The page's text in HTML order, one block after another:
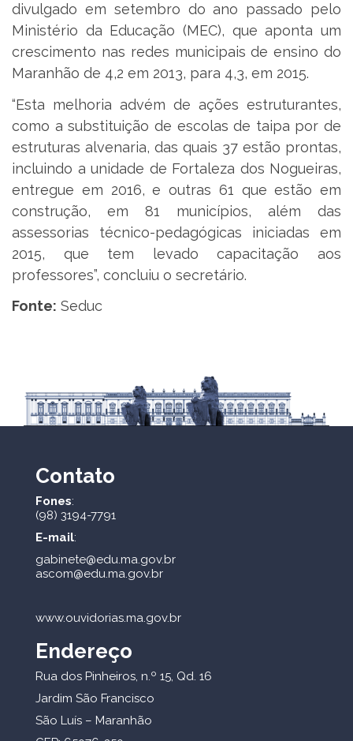
divulgado em setembro do ano passado pelo
Ministério da Educação (MEC), que aponta um
crescimento nas redes municipais de ensino do
Maranhão de 4,2 em 2013, para 4,3, em 2015.
“Esta melhoria advém de ações estruturantes,
como a substituição de escolas de taipa por de
estruturas alvenaria, das quais 37 estão prontas,
incluindo a unidade de Fortaleza dos Nogueiras,
entregue em 2016, e outras 61 que estão em
construção, em 81 municípios, além das
assessorias técnico-pedagógicas iniciadas em
2015, que tem levado capacitação aos
professores”, concluiu o secretário.
Fonte: Seduc
Contato
Fones:
(98) 3194-7791
E-mail:
gabinete@edu.ma.gov.br
ascom@edu.ma.gov.br
www.ouvidorias.ma.gov.br
Endereço
Rua dos Pinheiros, n.º 15, Qd. 16
Jardim São Francisco
São Luís – Maranhão